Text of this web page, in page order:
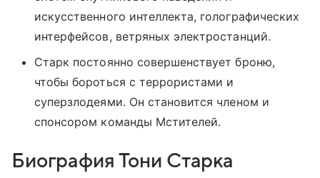
искусственного интеллекта, голографических
интерфейсов, ветряных электростанций.
Старк постоянно совершенствует броню,
чтобы бороться с террористами и
суперзлодеями. Он становится членом и
спонсором команды Мстителей.
Биография Тони Старка